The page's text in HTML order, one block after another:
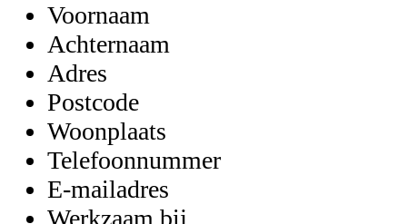
Voornaam
Achternaam
Adres
Postcode
Woonplaats
Telefoonnummer
E-mailadres
Werkzaam bij